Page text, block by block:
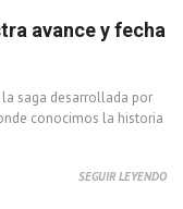
avance y fecha
la saga desarrollada por
conocimos la historia
SEGUIR LEYENDO